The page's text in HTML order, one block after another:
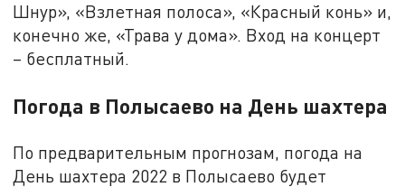
Шнур», «Взлетная полоса», «Красный конь» и,
конечно же, «Трава у дома». Вход на концерт
– бесплатный.
Погода в Полысаево на День шахтера
По предварительным прогнозам, погода на
День шахтера 2022 в Полысаево будет